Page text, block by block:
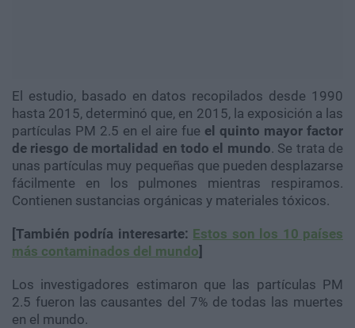
El estudio, basado en datos recopilados desde 1990
hasta 2015, determinó que, en 2015, la exposición a las
partículas PM 2.5 en el aire fue el quinto mayor factor
de riesgo de mortalidad en todo el mundo. Se trata de
unas partículas muy pequeñas que pueden desplazarse
fácilmente en los pulmones mientras respiramos.
Contienen sustancias orgánicas y materiales tóxicos.
[También podría interesarte: Estos son los 10 países
más contaminados del mundo]
Los investigadores estimaron que las partículas PM
2.5 fueron las causantes del 7% de todas las muertes
en el mundo.